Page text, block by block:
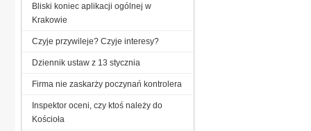
Bliski koniec aplikacji ogólnej w
Krakowie
Czyje przywileje? Czyje interesy?
Dziennik ustaw z 13 stycznia
Firma nie zaskarży poczynań kontrolera
Inspektor oceni, czy ktoś należy do
Kościoła